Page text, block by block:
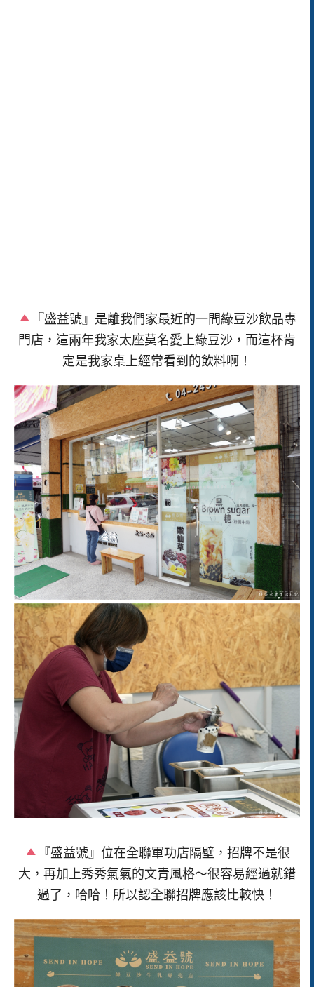
『盛益號』是離我們家最近的一間綠豆沙飲品專
門店，這兩年我家太座莫名愛上綠豆沙，而這杯肯
定是我家桌上經常看到的飲料啊！
『盛益號』位在全聯軍功店隔壁，招牌不是很
大，再加上秀秀氣氣的文青風格～很容易經過就錯
過了，哈哈！所以認全聯招牌應該比較快！